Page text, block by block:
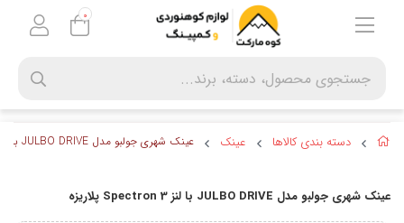
دسته بندی کالاها عینک عینک شهری جولبو مدل JULBO DRIVE با لنز Spectron 3 پلاریزه
عینک شهری جولبو مدل JULBO DRIVE با لنز Spectron 3 پلاریزه
0